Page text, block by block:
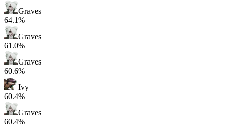
Graves
64.1%
Graves
61.0%
Graves
60.6%
Ivy
60.4%
Graves
60.4%